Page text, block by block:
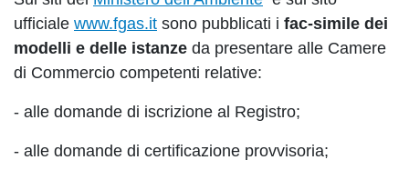
ufficiale www.fgas.it sono pubblicati i fac-simile dei
modelli e delle istanze da presentare alle Camere
di Commercio competenti relative:
- alle domande di iscrizione al Registro;
- alle domande di certificazione provvisoria;